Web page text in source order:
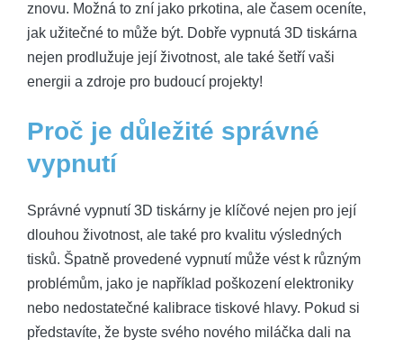
znovu. Možná to zní jako prkotina, ale časem oceníte,
jak užitečné to může být. Dobře vypnutá 3D tiskárna
nejen prodlužuje její životnost, ale také šetří vaši
energii a zdroje pro budoucí projekty!
Proč je důležité správné
vypnutí
Správné vypnutí 3D tiskárny je klíčové nejen pro její
dlouhou životnost, ale také pro kvalitu výsledných
tisků. Špatně provedené vypnutí může vést k různým
problémům, jako je například poškození elektroniky
nebo nedostatečné kalibrace tiskové hlavy. Pokud si
představíte, že byste svého nového miláčka dali na